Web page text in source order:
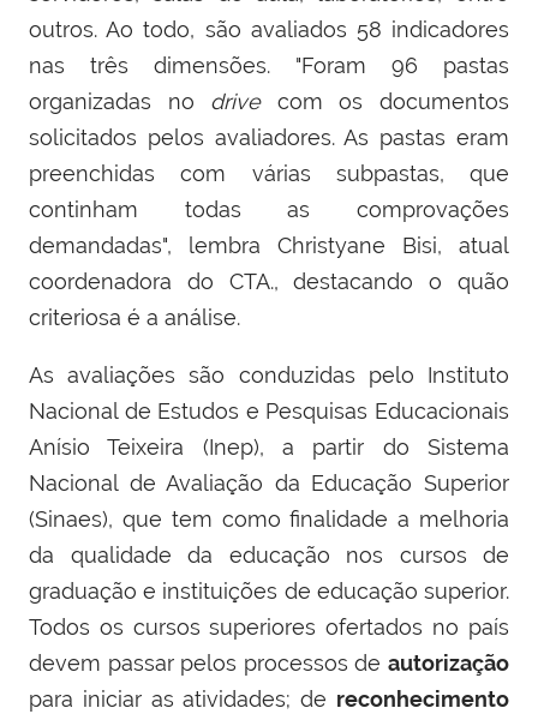
outros. Ao todo, são avaliados 58 indicadores
nas três dimensões. "Foram 96 pastas
organizadas no drivecom os documentos
solicitados pelos avaliadores. As pastas eram
preenchidas com várias subpastas, que
continham todas as comprovações
demandadas", lembra Christyane Bisi, atual
coordenadora do CTA., destacando o quão
criteriosa é a análise.
As avaliações são conduzidas pelo Instituto
Nacional de Estudos e Pesquisas Educacionais
Anísio Teixeira (Inep), a partir do Sistema
Nacional de Avaliação da Educação Superior
(Sinaes), que tem como finalidade a melhoria
da qualidade da educação nos cursos de
graduação e instituições de educação superior.
Todos os cursos superiores ofertados no país
devem passar pelos processos de autorização
para iniciar as atividades; de reconhecimento